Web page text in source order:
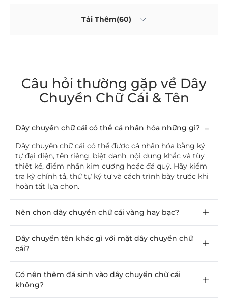
Tải Thêm(60)
Câu hỏi thường gặp về Dây
Chuyền Chữ Cái & Tên
Dây chuyền chữ cái có thể cá nhân hóa những gì?
Dây chuyền chữ cái có thể được cá nhân hóa bằng ký
tự đại diện, tên riêng, biệt danh, nội dung khắc và tùy
thiết kế, điểm nhấn kim cương hoặc đá quý. Hãy kiểm
tra kỹ chính tả, thứ tự ký tự và cách trình bày trước khi
hoàn tất lựa chọn.
Nên chọn dây chuyền chữ cái vàng hay bạc?
Dây chuyền tên khác gì với mặt dây chuyền chữ
cái?
Có nên thêm đá sinh vào dây chuyền chữ cái
không?